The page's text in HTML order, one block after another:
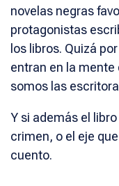
novelas negras
protagonistas
los libros. Quizá
entran en la mente
somos las
Y si además el
crimen, o el eje
cuento.